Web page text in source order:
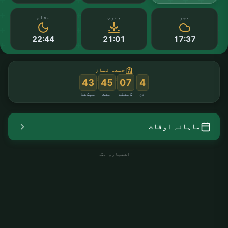
عصر
17:37
مغرب
21:01
عشاء
22:44
جمعہ نماز
4
دن
:
07
گھنٹے
:
45
منٹ
:
42
سیکنڈ
ماہانہ اوقات
اشتہاری جگہ